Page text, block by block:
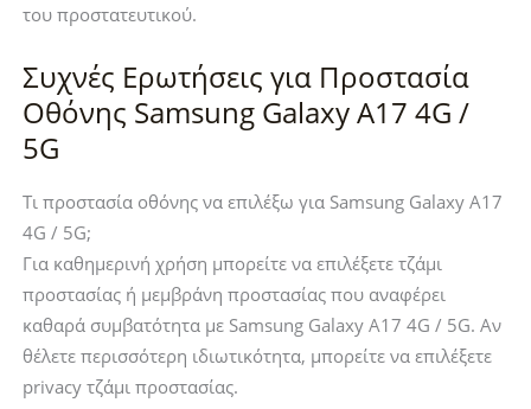
του προστατευτικού.
Συχνές Ερωτήσεις για Προστασία
Οθόνης Samsung Galaxy A17 4G /
5G
Τι προστασία οθόνης να επιλέξω για Samsung Galaxy A17
4G / 5G;
Για καθημερινή χρήση μπορείτε να επιλέξετε τζάμι
προστασίας ή μεμβράνη προστασίας που αναφέρει
καθαρά συμβατότητα με Samsung Galaxy A17 4G / 5G. Αν
θέλετε περισσότερη ιδιωτικότητα, μπορείτε να επιλέξετε
privacy τζάμι προστασίας.